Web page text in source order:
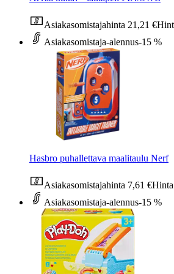
Asiakasomistajahinta 21,21 €
Asiakasomistaja-alennus-15 %
Hasbro puhallettava maalitaulu Nerf
Asiakasomistajahinta 7,61 €
Asiakasomistaja-alennus-15 %